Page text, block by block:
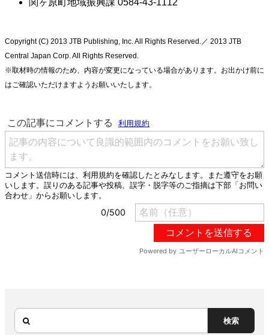
関ヶ原町地域振興課 0584-43-1112
Copyright (C) 2013 JTB Publishing, Inc. All Rights Reserved.／ 2013 JTB
Central Japan Corp. All Rights Reserved.
※取材時の情報のため、内容が変更になっている場合があります。お出かけ前に
はご確認いただけますようお願いいたします。
検索